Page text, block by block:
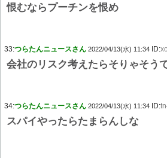
恨むならプーチンを恨め
33:つらたんニュースさん 2022/04/13(水) 11:34 ID:
会社のリスク考えたらそりゃそう
34:つらたんニュースさん 2022/04/13(水) 11:34 ID:
スパイやったらたまらんしな